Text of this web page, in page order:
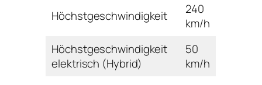
Höchstgeschwindigkeit
240
km/h
Höchstgeschwindigkeit
elektrisch (Hybrid)
50
km/h